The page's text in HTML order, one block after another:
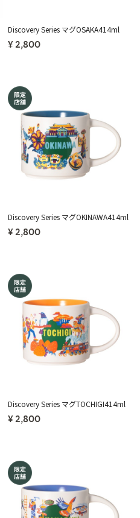
Discovery Series マグOSAKA414ml
¥ 2,800
Discovery Series マグOKINAWA414ml
¥ 2,800
Discovery Series マグTOCHIGI414ml
¥ 2,800